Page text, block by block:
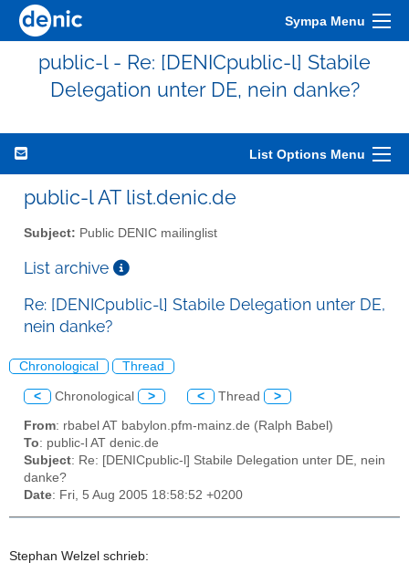
Sympa Menu
public-l - Re: [DENICpublic-l] Stabile
Delegation unter DE, nein danke?
List Options Menu
public-l AT list.denic.de
Subject: Public DENIC mailinglist
List archive
Re: [DENICpublic-l] Stabile Delegation unter DE,
nein danke?
Chronological Thread
< Chronological > < Thread >
From: rbabel AT babylon.pfm-mainz.de (Ralph Babel)
To: public-l AT denic.de
Subject: Re: [DENICpublic-l] Stabile Delegation unter DE, nein
danke?
Date: Fri, 5 Aug 2005 18:58:52 +0200
Stephan Welzel schrieb: